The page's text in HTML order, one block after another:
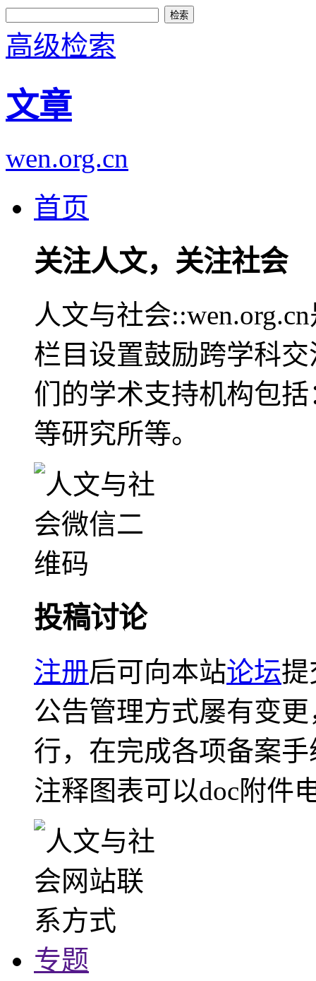
高级检索
文章
wen.org.cn
首页
关注人文，关注社会
人文与社会
栏目设置鼓励跨学科
们的学术支持机构包
等研究所等。
投稿讨论
注册后可向本站论坛提
公告管理方式屡有变
行，在完成各项备案
注释图表可以doc附件
专题